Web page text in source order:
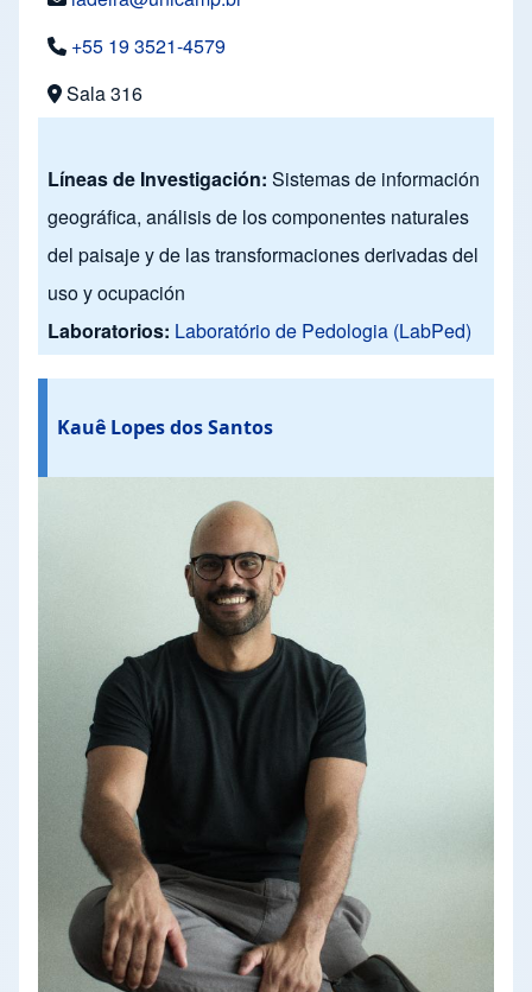
+55 19 3521-4579
Sala 316
Líneas de Investigación: Sistemas de información
geográfica, análisis de los componentes naturales
del paisaje y de las transformaciones derivadas del
uso y ocupación
Laboratorios: Laboratório de Pedologia (LabPed)
Kauê Lopes dos Santos